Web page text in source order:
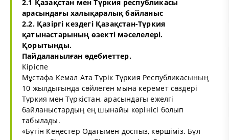
2.1 Қазақстан мен Түркия республикасы
арасындағы халықаралық байланыс
2.2. Қазіргі кездегі Қазақстан-Түркия
қатынастарының өзекті мәселелері.
Қорытынды.
Пайдаланылған әдебиеттер.
Кіріспе
Мұстафа Кемал Ата Түрік Түркия Республикасының
10 жылдығында сөйлеген мына керемет сөздері
Түркия мен Түркістан, арасындағы ежелгі
байланыстардың ең шынайы көрінісі болып
табылады.
«Бүгін Кеңестер Одағымен доспыз, көршіміз. Бұл